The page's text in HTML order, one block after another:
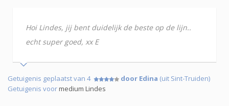
Hoi Lindes, jij bent duidelijk de beste op de lijn..
echt super goed, xx E
Getuigenis geplaatst van 4 door Edina (uit Sint-Truiden)
Getuigenis voormedium Lindes